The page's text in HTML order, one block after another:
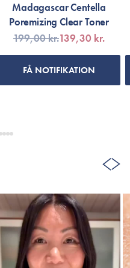
Madagascar Centella
Poremizing Clear Toner
199,00 kr.139,30 kr.
FÅ NOTIFIKATION